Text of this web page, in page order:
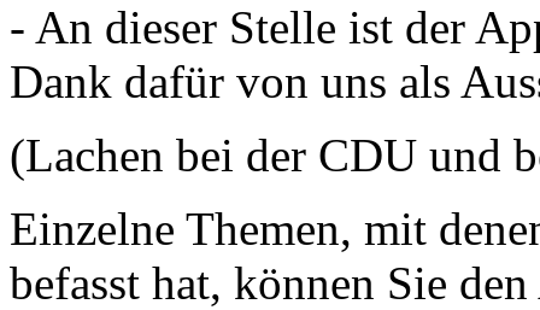
- An dieser Stelle ist der
Dank dafür von uns als
(Lachen bei der CDU und
Einzelne Themen, mit
befasst hat, können Sie